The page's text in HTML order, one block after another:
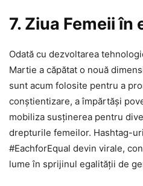
7. Ziua Femeii în
Odată cu dezvoltarea
Martie a căpătat o nouă
sunt acum folosite pentru a
conștientizare, a împărtăși
mobiliza susținerea pentru
drepturile femeilor. Hashtag-
#EachforEqual devin virale,
lume în sprijinul egalității de